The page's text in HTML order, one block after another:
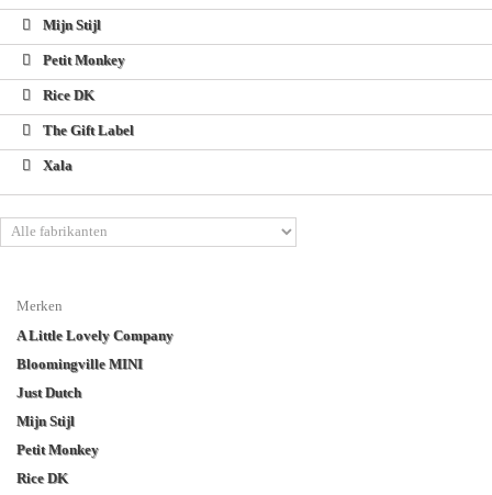
Mijn Stijl
Petit Monkey
Rice DK
The Gift Label
Xala
Merken
A Little Lovely Company
Bloomingville MINI
Just Dutch
Mijn Stijl
Petit Monkey
Rice DK